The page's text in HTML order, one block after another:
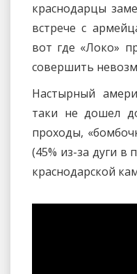
краснодарцы
встрече с
вот где «Локо»
совершить
Настырный
таки не дошел
проходы,
(45% из-за дуги в
краснодарской